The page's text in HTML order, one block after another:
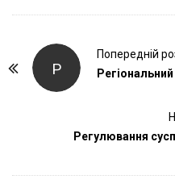
Р
Попередній
Регулювання